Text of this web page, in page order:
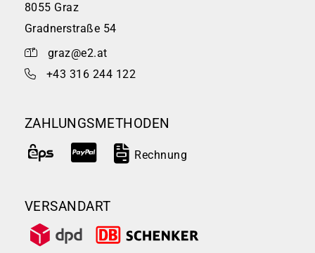
8055 Graz
Gradnerstraße 54
graz@e2.at
+43 316 244 122
ZAHLUNGSMETHODEN
Rechnung
VERSANDART